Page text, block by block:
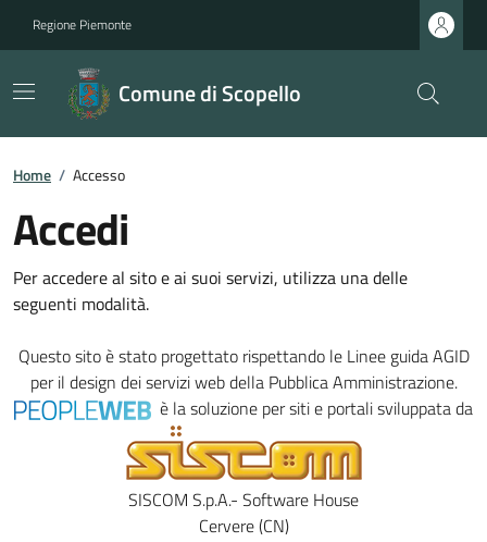
Regione Piemonte
Comune di Scopello
Home / Accesso
Accedi
Per accedere al sito e ai suoi servizi, utilizza una delle
seguenti modalità.
Questo sito è stato progettato rispettando le Linee guida AGID
per il design dei servizi web della Pubblica Amministrazione.
è la soluzione per siti e portali sviluppata da
SISCOM S.p.A.- Software House
Cervere (CN)